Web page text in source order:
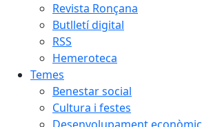
Revista Ronçana
Butlletí digital
RSS
Hemeroteca
Temes
Benestar social
Cultura i festes